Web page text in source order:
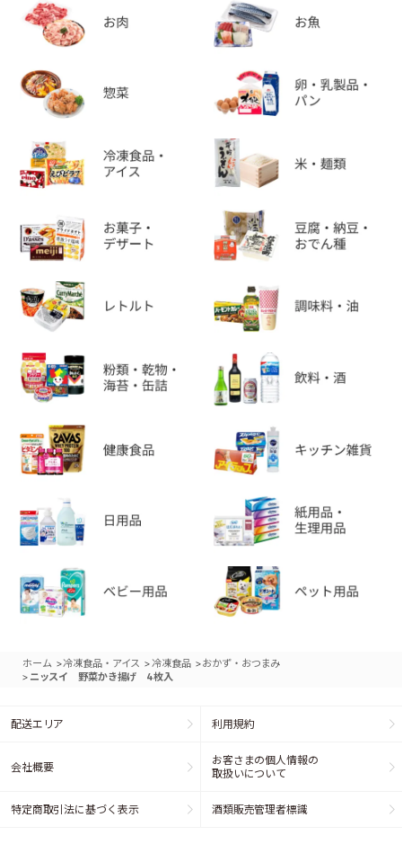
ホーム >冷凍食品・アイス > 冷凍食品 >おかず・おつまみ
> ニッスイ 野菜かき揚げ 4枚入
配送エリア 利用規約
会社概要
お客さまの個人情報の
取扱いについて
特定商取引法に基づく表示 酒類販売管理者標識